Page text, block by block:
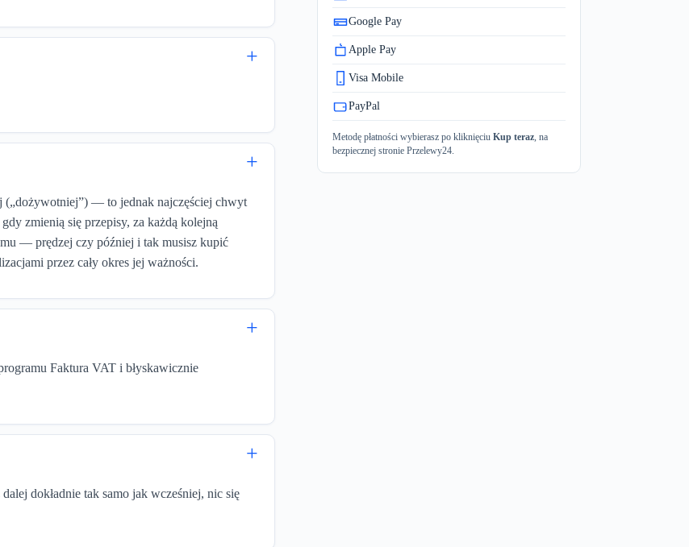
wersji
najnowszej wersji
Mobilna
Faktura
(„dożywotniej”) — to jednak najczęściej chwyt
zmienią się przepisy, za każdą kolejną
— prędzej czy później i tak musisz kupić
przez cały okres jej ważności.
Faktura VAT i błyskawicznie
dokładnie tak samo jak wcześniej, nic się
Google Pay
Apple Pay
Visa Mobile
PayPal
Metodę płatności wybierasz po kliknięciuKup teraz , na
bezpiecznej stronie Przelewy24.